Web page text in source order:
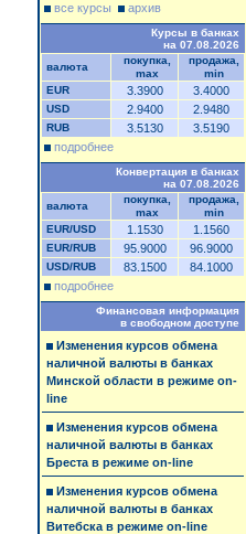
все курсы
архив
Курсы в банках
на 07.08.2026
валюта
покупка,
max
продажа,
min
EUR
3.3900 3.4000
USD 2.9400 2.9480
RUB 3.5130
3.5190
подробнее
Конвертация в банках
на 07.08.2026
валюта
покупка,
max
продажа,
min
EUR/USD
1.1530 1.1560
EUR/RUB 95.9000 96.9000
USD/RUB 83.1500
84.1000
подробнее
Финансовая информация
в свободном доступе
Изменения курсов обмена
наличной валюты в банках
Минской области в режиме on-
line
Изменения курсов обмена
наличной валюты в банках
Бреста в режиме on-line
Изменения курсов обмена
наличной валюты в банках
Витебска в режиме on-line